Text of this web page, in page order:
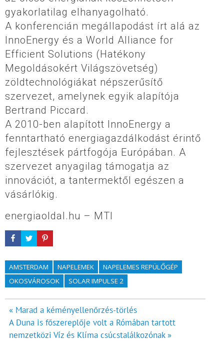
gyakorlatilag elhanyagolható.
A konferencián megállapodást írt alá az
InnoEnergy és a World Alliance for
Efficient Solutions (Hatékony
Megoldásokért Világszövetség)
zöldtechnológiákat népszerűsítő
szervezet, amelynek egyik alapítója
Bertrand Piccard.
A 2010-ben alapított InnoEnergy a
fenntartható energiagazdálkodást érintő
fejlesztések pártfogója Európában. A
szervezet anyagilag támogatja az
innovációt, a tantermektől egészen a
vásárlókig.
energiaoldal.hu – MTI
AMSTERDAM NAPELEMEK
NAPELEMES REPÜLŐGÉP
OKOSVÁROSOK
SOLAR IMPULSE 2
Bejegyzés
navigáció
« Marad a kéményellenőrzés-törlés
A Duna is főszereplője volt a Rómában tartott
nemzetközi Víz és Klíma csúcstalálkozónak »